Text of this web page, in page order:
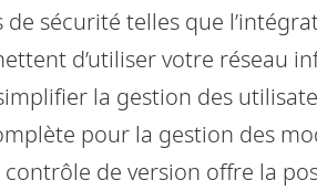
sécurité telles que
d’utiliser votre réseau
la gestion des
pour la gestion des
de version offre la